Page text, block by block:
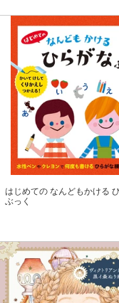
はじめての なんどもかける
ぶっく